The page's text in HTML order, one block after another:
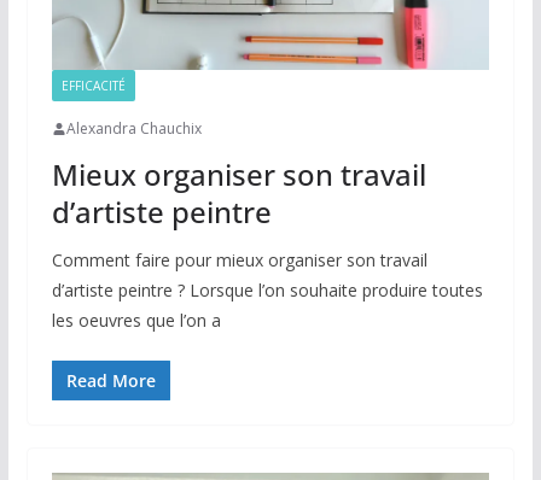
EFFICACITÉ
Alexandra Chauchix
Mieux organiser son travail
d’artiste peintre
Comment faire pour mieux organiser son travail
d’artiste peintre ? Lorsque l’on souhaite produire toutes
les oeuvres que l’on a
Read More